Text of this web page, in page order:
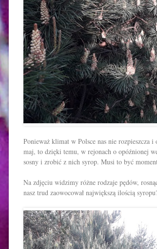
Ponieważ klimat w Polsce nas nie
maj, to dzięki temu, w rejonach o opóźnionej
sosny i zrobić z nich syrop. Musi to być
Na zdjęciu widzimy różne rodzaje pędów,
nasz trud zaowocował największą ilością